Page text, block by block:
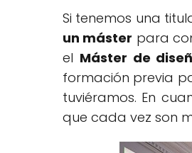
Si tenemos una
un máster para
el Máster de
formación previa
tuviéramos. En
que cada vez son